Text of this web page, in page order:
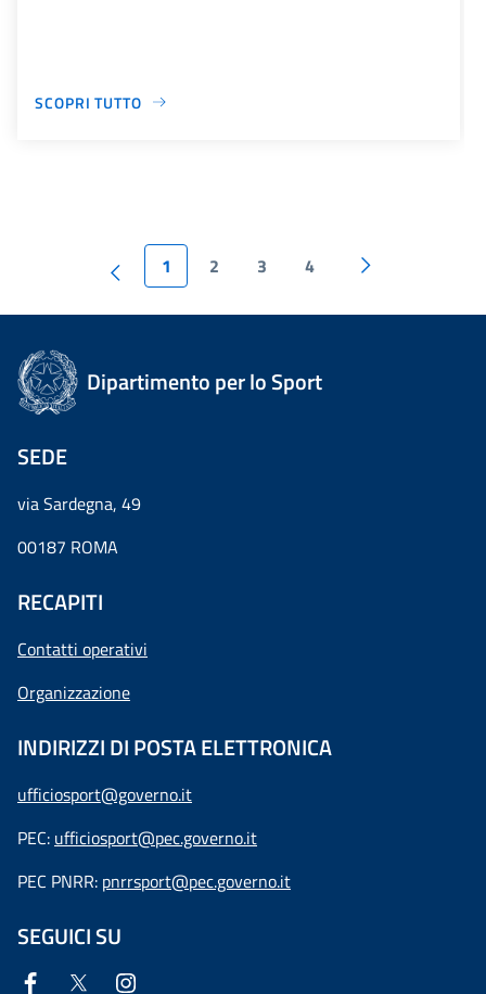
SCOPRI TUTTO
1 2 3 4
Dipartimento per lo Sport
SEDE
via Sardegna, 49
00187 ROMA
RECAPITI
Contatti operativi
Organizzazione
INDIRIZZI DI POSTA ELETTRONICA
ufficiosport@governo.it
PEC: ufficiosport@pec.governo.it
PEC PNRR: pnrrsport@pec.governo.it
SEGUICI SU